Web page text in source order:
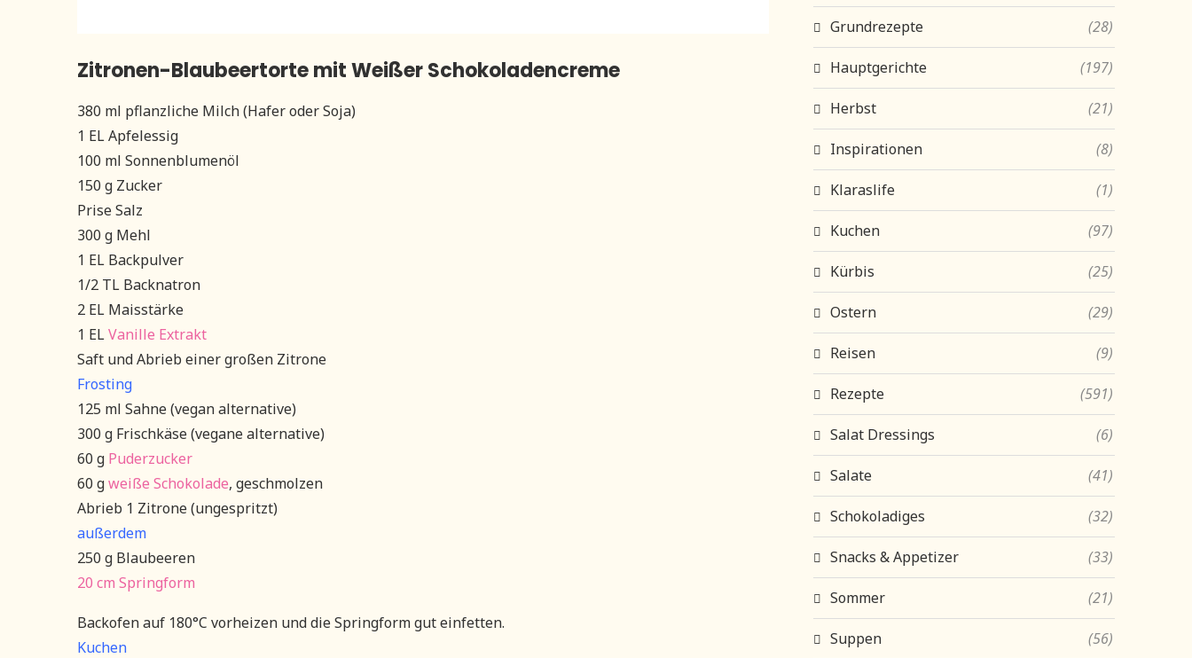
Zitronen-Blaubeertorte mit Weißer Schokoladencreme
380 ml pflanzliche Milch (Hafer oder Soja)
1 EL Apfelessig
100 ml Sonnenblumenöl
150 g Zucker
Prise Salz
300 g Mehl
1 EL Backpulver
1/2 TL Backnatron
2 EL Maisstärke
1 ELVanille Extrakt
Saft und Abrieb einer großen Zitrone
Frosting
125 ml Sahne (vegan alternative)
300 g Frischkäse (vegane alternative)
60 g Puderzucker
60 gweiße Schokolade, geschmolzen
Abrieb 1 Zitrone (ungespritzt)
außerdem
250 g Blaubeeren
20 cm Springform
Backofen auf 180°C vorheizen und die Springform gut einfetten.
Kuchen
Grundrezepte (28)
Hauptgerichte (197)
Herbst (21)
Inspirationen (8)
Klaraslife (1)
Kuchen (97)
Kürbis (25)
Ostern (29)
Reisen (9)
Rezepte (591)
Salat Dressings (6)
Salate (41)
Schokoladiges (32)
Snacks & Appetizer (33)
Sommer (21)
Suppen (56)